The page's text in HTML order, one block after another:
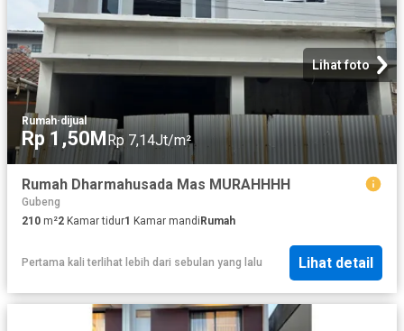
Lihat foto
Rumah·dijual
Rp 1,50MRp 7,14Jt/m²
Rumah Dharmahusada Mas MURAHHHH
Gubeng
210 m²2 Kamar tidur1 Kamar mandiRumah
Pertama kali terlihat lebih dari sebulan yang lalu Lihat detail